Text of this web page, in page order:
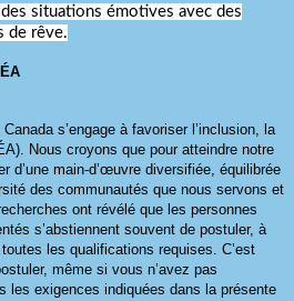
situations émotives avec des
de rêve.
s’engage à favoriser l’inclusion, la
Nous croyons que pour atteindre notre
d’une main-d’œuvre diversifiée, équilibrée
des communautés que nous servons et
ont révélé que les personnes
s’abstiennent souvent de postuler, à
les qualifications requises. C’est
même si vous n’avez pas
les exigences indiquées dans la présente